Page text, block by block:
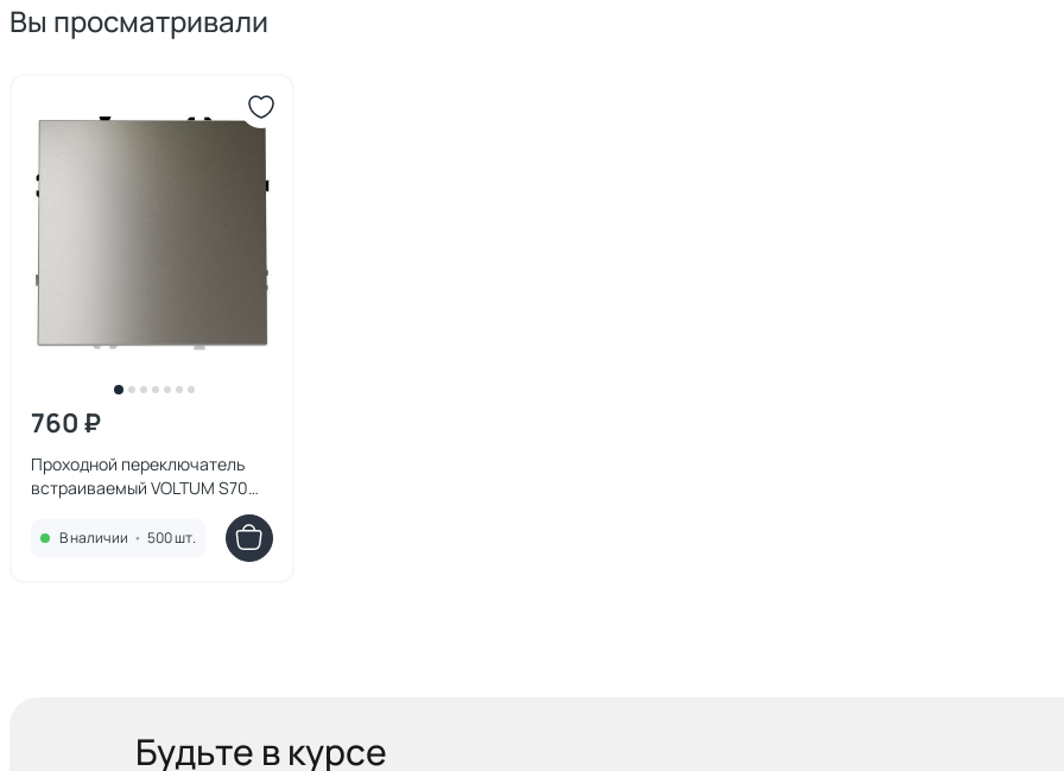
Вы просматривали
760 ₽
Проходной переключатель
встраиваемый VOLTUM S70
одноклавишный 10А, (шелк)
VLS010304
В наличии • 500 шт.
Будьте в курсе